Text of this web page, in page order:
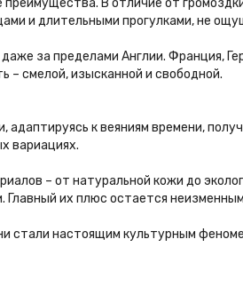
и длительными прогулками, не
за пределами Англии. Франция,
– смелой, изысканной и свободной.
к веяниям времени,
вариациях.
– от натуральной кожи до
их плюс остается
стали настоящим культурным